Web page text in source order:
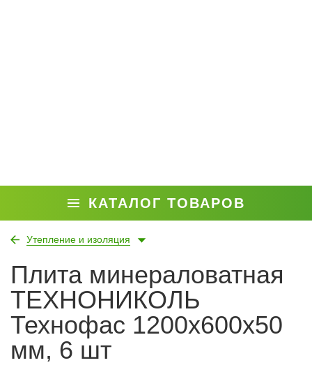
КАТАЛОГ ТОВАРОВ
Утепление и изоляция
Плита минераловатная
ТЕХНОНИКОЛЬ
Технофас 1200х600х50
мм, 6 шт